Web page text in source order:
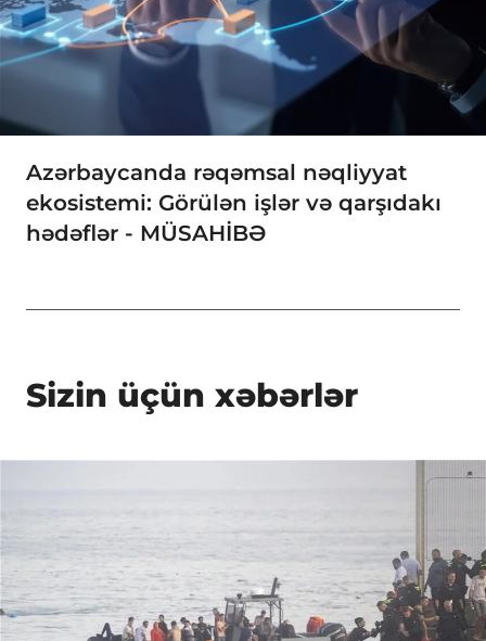
Azərbaycanda rəqəmsal nəqliyyat
ekosistemi: Görülən işlər və qarşıdakı
hədəflər - MÜSAHİBƏ
Sizin üçün xəbərlər